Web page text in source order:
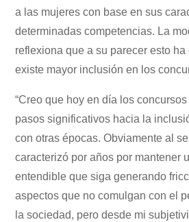
a las mujeres con base en sus
determinadas competencias. La
reflexiona que a su parecer esto
existe mayor inclusión en los
“Creo que hoy en día los
pasos significativos hacia la
con otras épocas. Obviamente al
caracterizó por años por mantener
entendible que siga generando
aspectos que no comulgan con el
la sociedad, pero desde mi